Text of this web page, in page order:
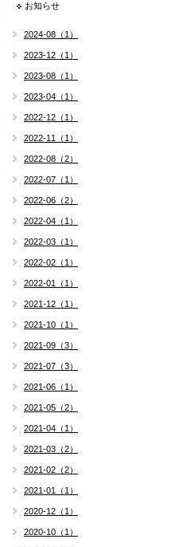
お知らせ
2024-08（1）
2023-12（1）
2023-08（1）
2023-04（1）
2022-12（1）
2022-11（1）
2022-08（2）
2022-07（1）
2022-06（2）
2022-04（1）
2022-03（1）
2022-02（1）
2022-01（1）
2021-12（1）
2021-10（1）
2021-09（3）
2021-07（3）
2021-06（1）
2021-05（2）
2021-04（1）
2021-03（2）
2021-02（2）
2021-01（1）
2020-12（1）
2020-10（1）